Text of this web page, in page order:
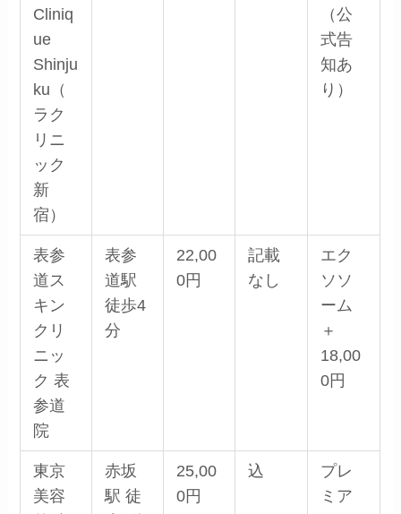
Cliniq
ue
Shinju
ku（
ラク
リニ
ック
新
宿）
（公
式告
知あ
り）
表参
道ス
キン
クリ
ニッ
ク 表
参道
院
表参
道駅
徒歩4
分
22,00
0円
記載
なし
エク
ソソ
ーム
＋
18,00
0円
東京
美容
赤坂
駅 徒
25,00
0円
込
プレ
ミア